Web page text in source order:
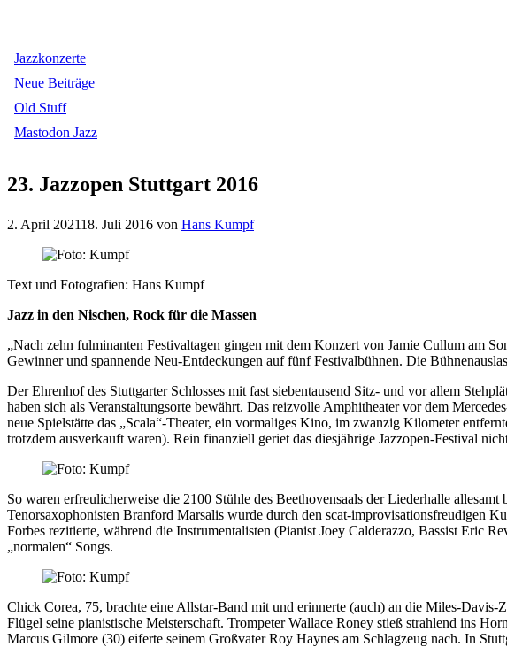
Jazzkonzerte
Neue Beiträge
Old Stuff
Mastodon Jazz
23. Jazzopen Stuttgart 2016
2. April 202118. Juli 2016 von Hans Kumpf
Text und Fotografien: Hans Kumpf
Jazz in den Nischen, Rock für die Massen
„Nach zehn fulminanten Festivaltagen gingen mit dem Konzert von Jamie Cullum am
Gewinner und spannende Neu-Entdeckungen auf fünf Festivalbühnen. Die
Der Ehrenhof des Stuttgarter Schlosses mit fast siebentausend Sitz- und vor allem
haben sich als Veranstaltungsorte bewährt. Das reizvolle Amphitheater vor dem
neue Spielstätte das „Scala“-Theater, ein vormaliges Kino, im zwanzig Kilometer
trotzdem ausverkauft waren). Rein finanziell geriet das diesjährige Jazzopen-Festival
So waren erfreulicherweise die 2100 Stühle des Beethovensaals der Liederhalle
Tenorsaxophonisten Branford Marsalis wurde durch den scat-improvisationsfreudigen
Forbes rezitierte, während die Instrumentalisten (Pianist Joey Calderazzo, Bassist Eric
„normalen“ Songs.
Chick Corea, 75, brachte eine Allstar-Band mit und erinnerte (auch) an die Miles-
Flügel seine pianistische Meisterschaft. Trompeter Wallace Roney stieß strahlend ins
Marcus Gilmore (30) eiferte seinem Großvater Roy Haynes am Schlagzeug nach. In